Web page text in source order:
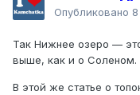
Опубликовано
Так Нижнее озеро —
выше, как и о Соленом.
В этой же статье о